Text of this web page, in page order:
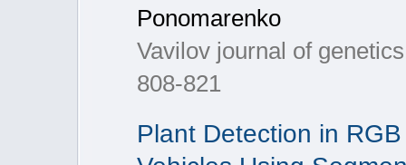
Ponomarenko
Vavilov journal of
808-821
Plant Detection in